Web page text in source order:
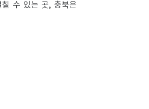
수 있는 곳, 충북은